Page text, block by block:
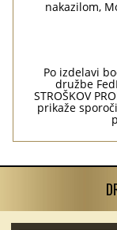
nakazilom,
Po izdelavi
družbe
STROŠKOV
prikaže